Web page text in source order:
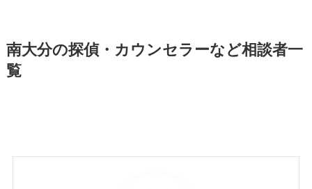
南大分の探偵・カウンセラーなど相談者一
覧